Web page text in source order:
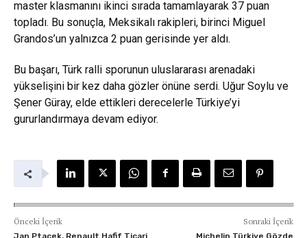
master klasmanını ikinci sırada tamamlayarak 37 puan
topladı. Bu sonuçla, Meksikalı rakipleri, birinci Miguel
Grandos’un yalnızca 2 puan gerisinde yer aldı.
Bu başarı, Türk ralli sporunun uluslararası arenadaki
yükselişini bir kez daha gözler önüne serdi. Uğur Soylu ve
Şener Güray, elde ettikleri derecelerle Türkiye’yi
gururlandırmaya devam ediyor.
Önceki İçerik Sonraki İçerik